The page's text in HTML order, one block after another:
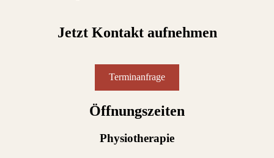
Jetzt Kontakt aufnehmen
Terminanfrage
Öffnungszeiten
Physiotherapie